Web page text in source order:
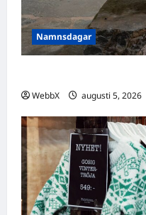
Namnsdagar
WebbX augusti 5, 2026